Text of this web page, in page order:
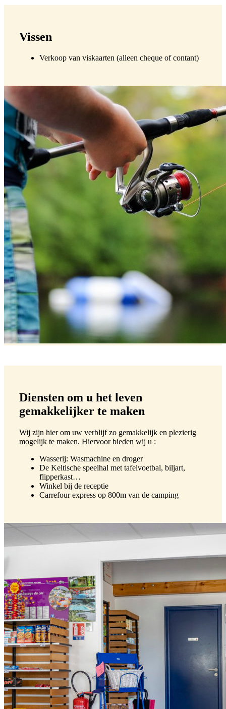
Vissen
Verkoop van viskaarten (alleen cheque of contant)
Diensten om u het leven
gemakkelijker te maken
Wij zijn hier om uw verblijf zo gemakkelijk en plezierig
mogelijk te maken. Hiervoor bieden wij u :
Wasserij: Wasmachine en droger
De Keltische speelhal met tafelvoetbal, biljart,
flipperkast…
Winkel bij de receptie
Carrefour express op 800m van de camping